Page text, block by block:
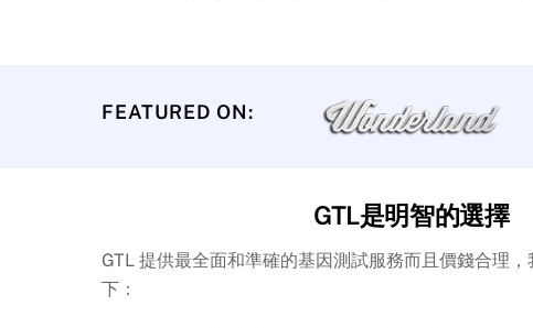
FEATURED ON:
GTL是明智的選擇
GTL 提供最全面和準確的基因測試服務而且價錢合理
下：